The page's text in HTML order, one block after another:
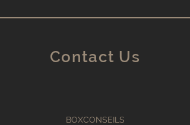
Contact Us
BOXCONSEILS